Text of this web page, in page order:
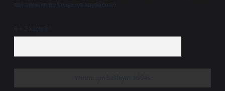
site adresim bu tarayıcıya kaydedilsin.
6 + 2 kaçtır?